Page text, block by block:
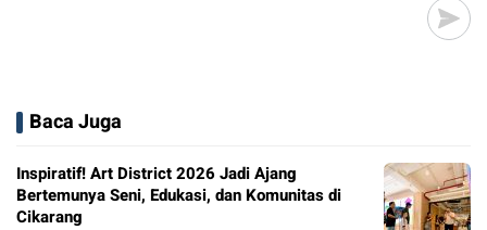
Baca Juga
Inspiratif! Art District 2026 Jadi Ajang
Bertemunya Seni, Edukasi, dan Komunitas di
Cikarang